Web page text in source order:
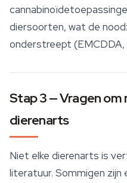
diersoorten, wat de
onderstreept (EMCDDA,
Stap 3 — Vragen om
dierenarts
Niet elke dierenarts is
literatuur. Sommigen zijn